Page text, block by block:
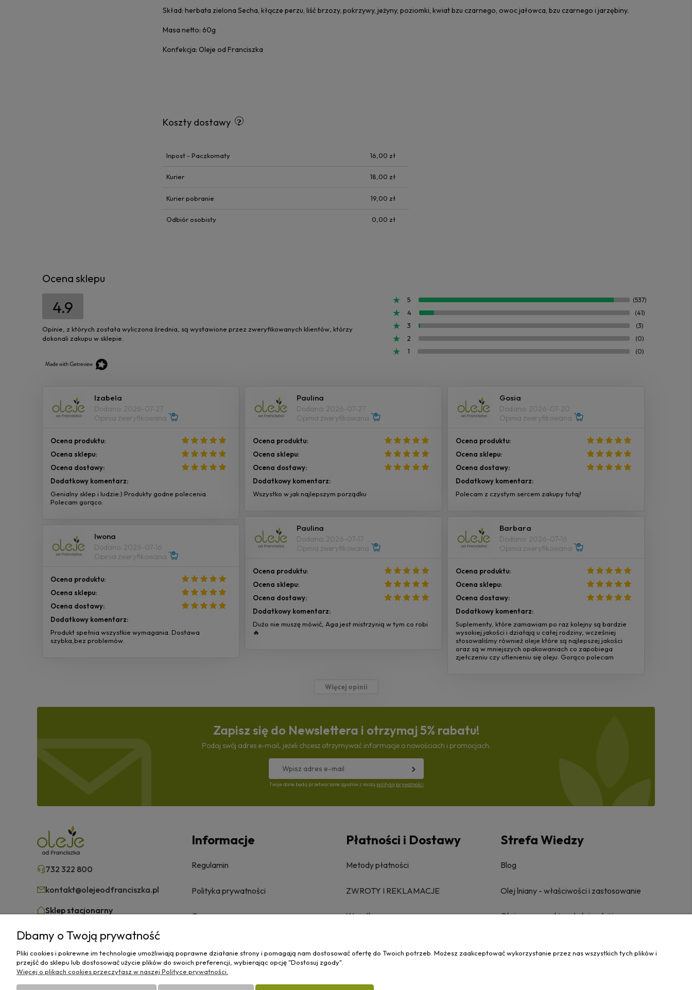
Skład: herbata zielona Secha, kłącze perzu, liść brzozy, pokrzywy, jeżyny, poziomki, kwiat bzu czarnego, owoc jałowca, bzu czarnego i jarzębiny.
Masa netto: 60g
Konfekcja: Oleje od Franciszka
Koszty dostawy
Inpost - Paczkomaty 16,00 zł
Kurier 18,00 zł
Kurier pobranie 19,00 zł
Odbiór osobisty 0,00 zł
Ocena sklepu
4.9
Opinie, z których została wyliczona średnia, są wystawione przez zweryfikowanych klientów, którzy
dokonali zakupu w sklepie.
5 (537)
4 (41)
3 (3)
2 (0)
1 (0)
Izabela
Dodano: 2026-07-27
Opinia zweryfikowana
Ocena produktu:
Ocena sklepu:
Ocena dostawy:
Dodatkowy komentarz:
Genialny sklep i ludzie:) Produkty godne polecenia.
Polecam gorąco.
Paulina
Dodano: 2026-07-27
Opinia zweryfikowana
Ocena produktu:
Ocena sklepu:
Ocena dostawy:
Dodatkowy komentarz:
Wszystko w jak najlepszym porządku
Gosia
Dodano: 2026-07-20
Opinia zweryfikowana
Ocena produktu:
Ocena sklepu:
Ocena dostawy:
Dodatkowy komentarz:
Polecam z czystym sercem zakupy tutaj!
Paulina
Dodano: 2026-07-17
Opinia zweryfikowana
Ocena produktu:
Ocena sklepu:
Ocena dostawy:
Dodatkowy komentarz:
Dużo nie muszę mówić, Aga jest mistrzynią w tym co robi
🔥
Barbara
Dodano: 2026-07-16
Opinia zweryfikowana
Ocena produktu:
Ocena sklepu:
Ocena dostawy:
Dodatkowy komentarz:
Suplementy, które zamawiam po raz kolejny są bardzie
wysokiej jakości i działają u całej rodziny, wcześniej
stosowaliśmy również oleje które są najlepszej jakości
oraz są w mniejszych opakowaniach co zapobiega
zjełczeniu czy utlenieniu się oleju. Gorąco polecam
Iwona
Dodano: 2026-07-16
Opinia zweryfikowana
Ocena produktu:
Ocena sklepu:
Ocena dostawy:
Dodatkowy komentarz:
Produkt spełnia wszystkie wymagania. Dostawa
szybka,bez problemów.
Więcej opinii
Zapisz się do Newslettera i otrzymaj 5% rabatu!
Podaj swój adres e-mail, jeżeli chcesz otrzymywać informacje o nowościach i promocjach.
Twoje dane będą przetwarzane zgodnie z naszą polityką prywatności
732 322 800
kontakt@olejeodfranciszka.pl
Sklep stacjonarny
ul.Różana 29/1
Informacje
Regulamin
Polityka prywatności
O nas
Płatności i Dostawy
Metody płatności
ZWROTY I REKLAMACJE
Wysyłka
Strefa Wiedzy
Blog
Olej lniany - właściwości i zastosowanie
Olej z czarnuszki - właściwości i
Dbamy o Twoją prywatność
Pliki cookies i pokrewne im technologie umożliwiają poprawne działanie strony i pomagają nam dostosować ofertę do Twoich potrzeb. Możesz zaakceptować wykorzystanie przez nas wszystkich tych plików i
przejść do sklepu lub dostosować użycie plików do swoich preferencji, wybierając opcję "Dostosuj zgody".
Więcej o plikach cookies przeczytasz w naszej Polityce prywatności.